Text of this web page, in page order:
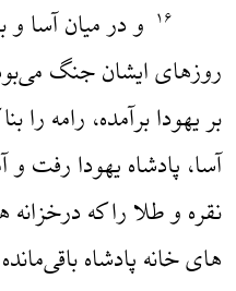
۱۶ و در میان آسا و
روزهای ایشان جنگ
بر یهودا برآمده، رامه را
آسا، پادشاه یهودا رفت و
نقره و طلا را که
های خانه پادشاه